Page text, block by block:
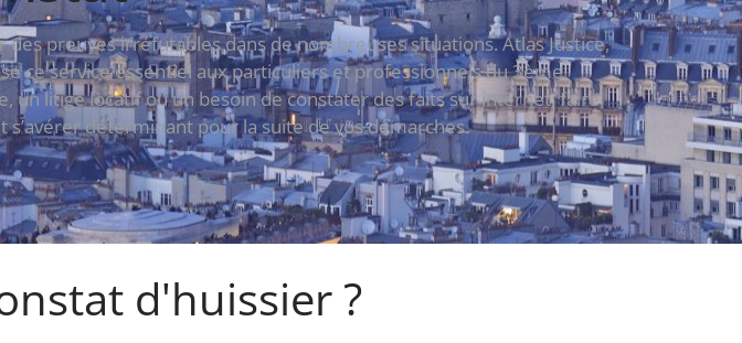
preuves irréfutables dans de nombreuses situations. Atlas Justice,
ce service essentiel aux particuliers et professionnels du 3ème
un litige locatif ou un besoin de constater des faits sur internet, faire
déterminant pour la suite de vos démarches.
d'huissier ?